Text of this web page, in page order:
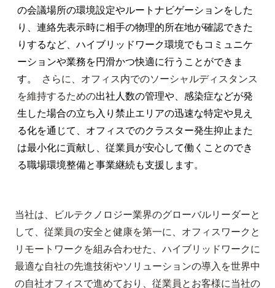
の会議場所の環境設定やルートナビゲーションをした
り、連絡先表示時に相手の物理的所在地が確認できた
りするなど、ハイブリッドワーク環境でもコミュニケ
ーションや業務を円滑かつ快適に行うことができま
す。
さらに、オフィス内でのソーシャルディスタンス
を維持するための出社人数の管理や、感染症などが発
生した場合の立ち入り禁止エリアの迅速な特定や見え
る化を通じて、オフィスでのクラスター発生抑止また
は最小化に貢献し、従業員が安心して働くことのでき
る職場環境整備と事業継続も支援します。
当社は、ビルテクノロジー業界のグローバルリーダーと
して、従業員の安全と健康を第一に、オフィスワークと
リモートワークを組み合わせた、ハイブリッドワークに
最適な自社の先進技術やソリューションの導入を世界中
の自社オフィスで進めており、従業員とお客様に当社の